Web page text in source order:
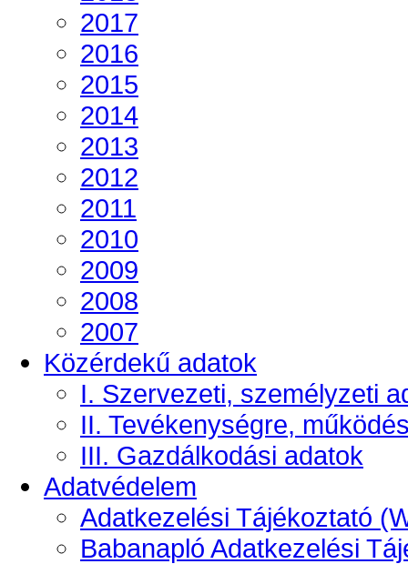
2017
2016
2015
2014
2013
2012
2011
2010
2009
2008
2007
Közérdekű adatok
I. Szervezeti, személyzeti
II. Tevékenységre,
III. Gazdálkodási adatok
Adatvédelem
Adatkezelési Tájékoztató
Babanapló Adatkezelési